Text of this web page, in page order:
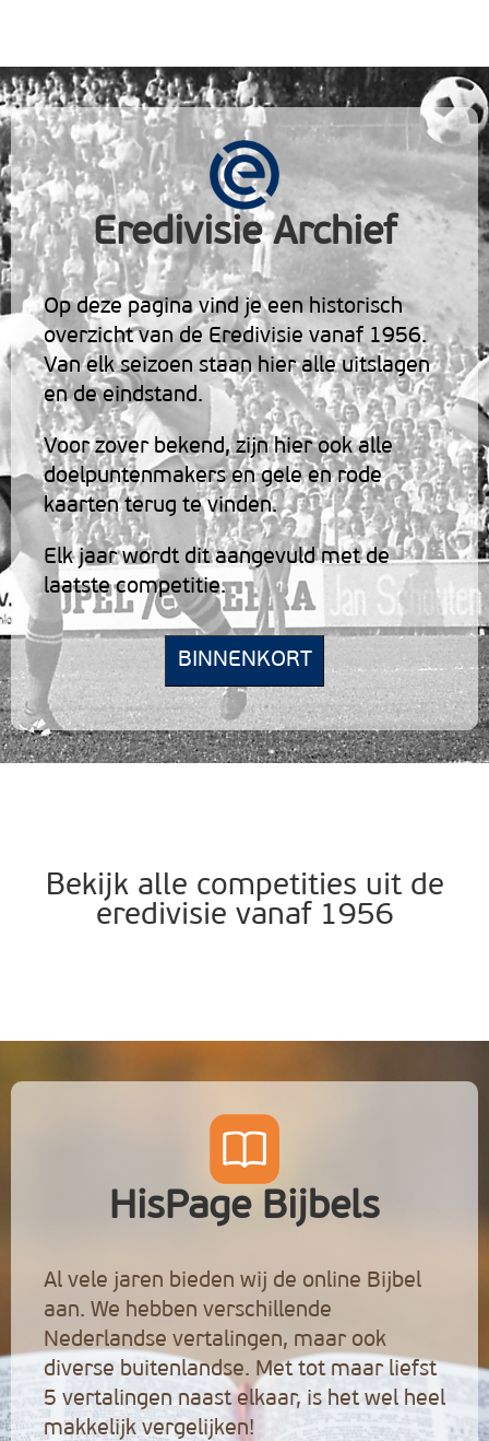
Eredivisie Archief
Op deze pagina vind je een historisch
overzicht van de Eredivisie vanaf 1956.
Van elk seizoen staan hier alle uitslagen
en de eindstand.
Voor zover bekend, zijn hier ook alle
doelpuntenmakers en gele en rode
kaarten terug te vinden.
Elk jaar wordt dit aangevuld met de
laatste competitie.
BINNENKORT
Bekijk alle competities uit de
eredivisie vanaf 1956
HisPage Bijbels
Al vele jaren bieden wij de online Bijbel
aan. We hebben verschillende
Nederlandse vertalingen, maar ook
diverse buitenlandse. Met tot maar liefst
5 vertalingen naast elkaar, is het wel heel
makkelijk vergelijken!